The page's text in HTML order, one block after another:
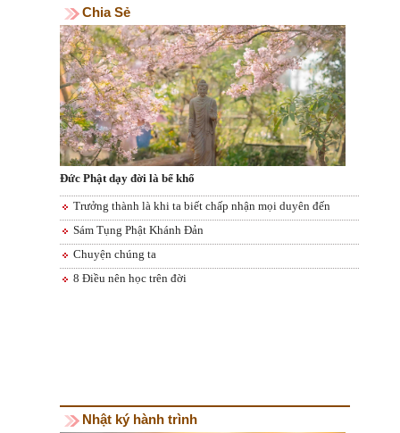
Chia Sẻ
Đức Phật dạy đời là bể khổ
Trưởng thành là khi ta biết chấp nhận mọi duyên đến
Sám Tụng Phật Khánh Đản
Chuyện chúng ta
8 Điều nên học trên đời
Nhật ký hành trình